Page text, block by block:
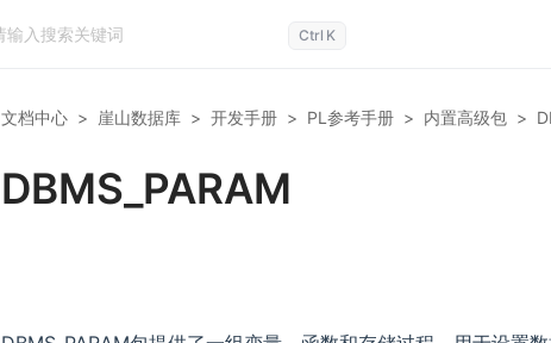
Ctrl K
文档中心 > 崖山数据库 > 开发手册 > PL参考手册 > 内置高级包 >
DBMS_PARAM